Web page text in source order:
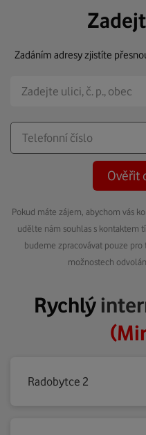
Zadáním adresy zjistíte
Ověřit
Pokud máte zájem, abychom vás
udělte nám souhlas s kontaktem
budeme zpracovávat pouze
možnostech
Rychlý
Radobytce 2